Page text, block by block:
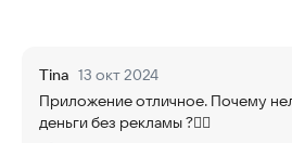
Tina 13 окт 2024
Приложение отличное. Почему
деньги без рекламы ?🤷‍♀️